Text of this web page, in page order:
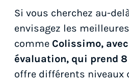
Si vous cherchez au-
envisagez les
comme Colissimo,
évaluation, qui prend
offre différents niveaux